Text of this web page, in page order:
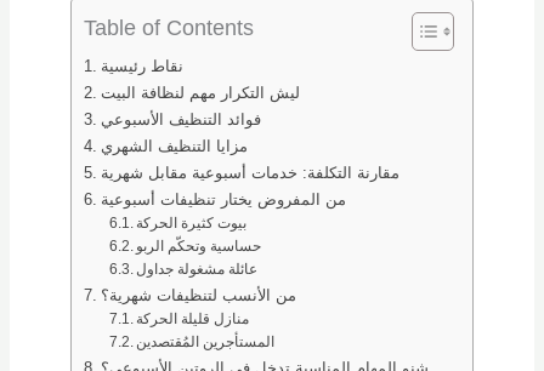
Table of Contents
نقاط رئيسية
ليش التكرار مهم لنظافة البيت
فوائد التنظيف الأسبوعي
مزايا التنظيف الشهري
مقارنة التكلفة: خدمات أسبوعية مقابل شهرية
من المفروض يختار تنظيفات أسبوعية
بيوت كثيرة الحركة
حساسية وتحكّم الربو
عائلة مشغولة جداول
من الأنسب لتنظيفات شهرية؟
منازل قليلة الحركة
المستأجرين المُقتصدين